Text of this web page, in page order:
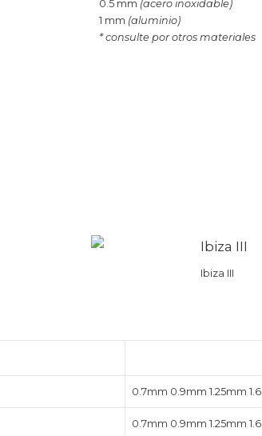
0.5 mm (acero inoxidable)
1 mm (aluminio)
* consulte por otros materiales
Ibiza III
0.7mm 0.9mm 1.25mm
0.7mm 0.9mm 1.25mm